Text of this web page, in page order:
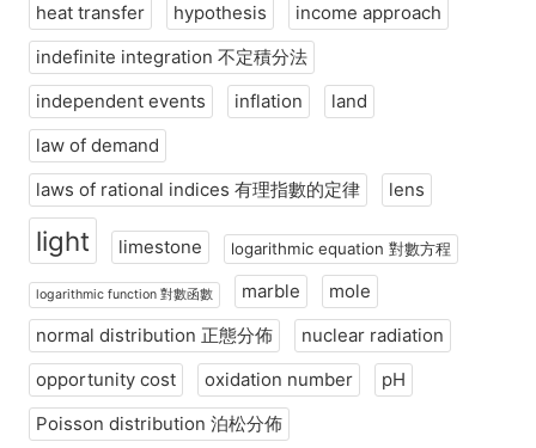
heat transfer hypothesis
income approach
indefinite integration 不定積分法
independent events
inflation
land
law of demand
laws of rational indices 有理指數的定律
lens
light limestone logarithmic equation 對數方程
logarithmic function 對數函數 marble
mole
normal distribution 正態分佈
nuclear radiation
opportunity cost
oxidation number
pH
Poisson distribution 泊松分佈